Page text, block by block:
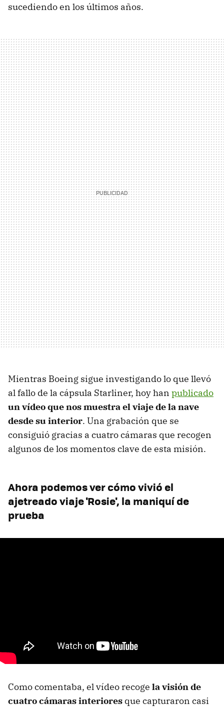
sucediendo en los últimos años.
Mientras Boeing sigue investigando lo que llevó
al fallo de la cápsula Starliner, hoy han publicado
un vídeo que nos muestra el viaje de la nave
desde su interior. Una grabación que se
consiguió gracias a cuatro cámaras que recogen
algunos de los momentos clave de esta misión.
Ahora podemos ver cómo vivió el
ajetreado viaje 'Rosie', la maniquí de
prueba
Como comentaba, el vídeo recoge la visión de
cuatro cámaras interiores que capturaron casi